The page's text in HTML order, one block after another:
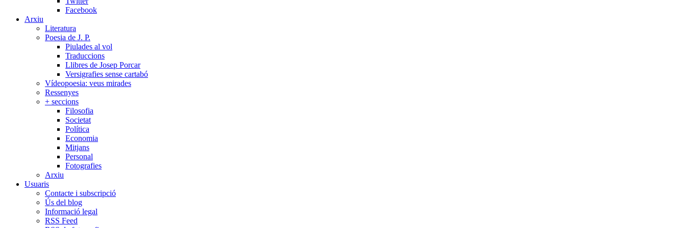
Facebook
Arxiu
Literatura
Poesia de J. P.
Piulades al vol
Traduccions
Llibres de Josep Porcar
Versigrafies sense cartabó
Vídeopoesia: veus mirades
Ressenyes
+ seccions
Filosofia
Societat
Política
Economia
Mitjans
Personal
Fotografies
Arxiu
Usuaris
Contacte i subscripció
Ús del blog
Informació legal
RSS Feed